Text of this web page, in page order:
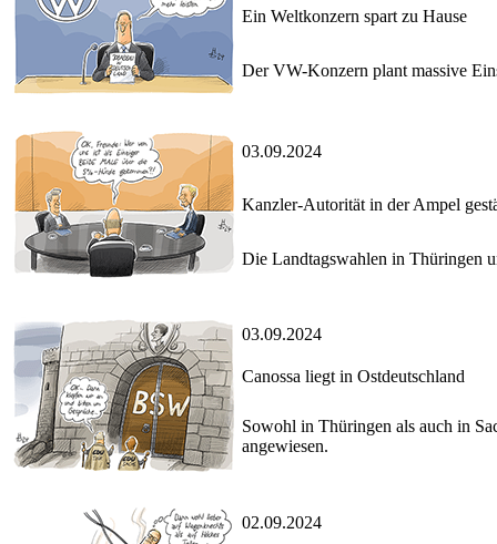
Ein Weltkonzern spart zu Hause
Der VW-Konzern plant massive
03.09.2024
Kanzler-Autorität in der Ampel
Die Landtagswahlen in Thüringen
03.09.2024
Canossa liegt in Ostdeutschland
Sowohl in Thüringen als auch in
angewiesen.
02.09.2024